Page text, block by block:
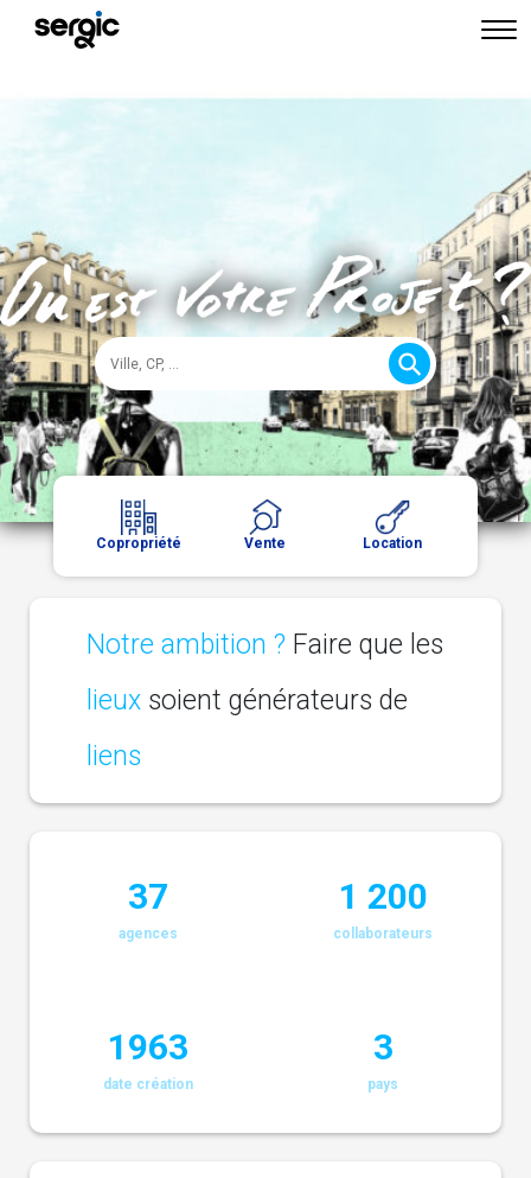
Copropriété Vente Location
Notre ambition ? Faire que les
lieux soient générateurs de
liens
37
agences
1 200
collaborateurs
1963
date création
3
pays